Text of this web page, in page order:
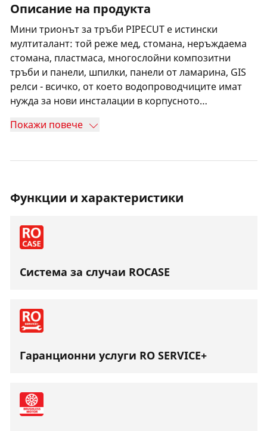
Описание на продукта
Мини трионът за тръби PIPECUT е истински
мултиталант: той реже мед, стомана, неръждаема
стомана, пластмаса, многослойни композитни
тръби и панели, шпилки, панели от ламарина, GIS
релси - всичко, от което водопроводчиците имат
нужда за нови инсталации в корпусното
направен за стационарна употреба в
строителната площадка. Нуждае се само от
в сачмен лагер по време на рязане. Това, че
да се използва и за работа на други 200 машини от
20 производителя, е черешката на тортата.
Покажи повече
Функции и характеристики
Система за случаи ROCASE
Гаранционни услуги RO SERVICE+